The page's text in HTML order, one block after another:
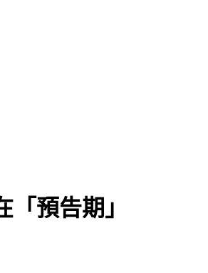
預告期」